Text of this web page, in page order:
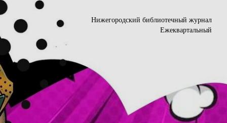
Нижегородский библиотечный журнал
Ежеквартальный